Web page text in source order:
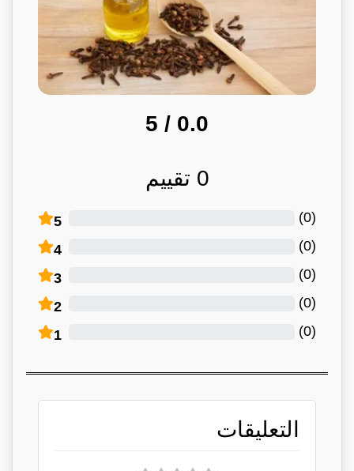
0.0
/ 5
0 تقييم
5 (
0
)
4 (
0
)
3 (
0
)
2 (
0
)
1 (
0
)
التعليقات